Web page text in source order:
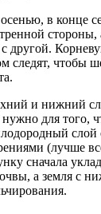
в конце
стороны,
другой.
следят, чтобы
и нижний
нужно для того,
(лучше
сначала
а земля с